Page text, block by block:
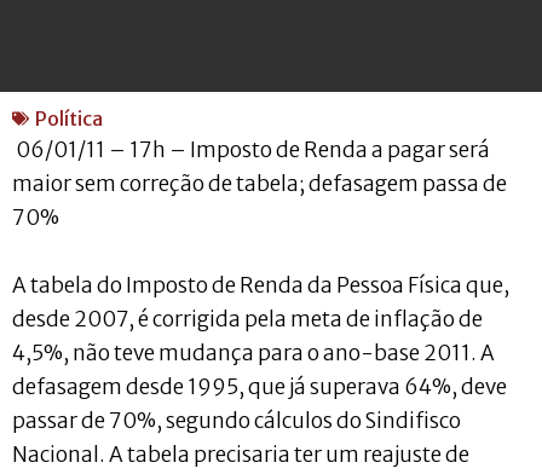
Política
06/01/11 – 17h – Imposto de Renda a pagar será
maior sem correção de tabela; defasagem passa de
70%
A tabela do Imposto de Renda da Pessoa Física que,
desde 2007, é corrigida pela meta de inflação de
4,5%, não teve mudança para o ano-base 2011. A
defasagem desde 1995, que já superava 64%, deve
passar de 70%, segundo cálculos do Sindifisco
Nacional. A tabela precisaria ter um reajuste de